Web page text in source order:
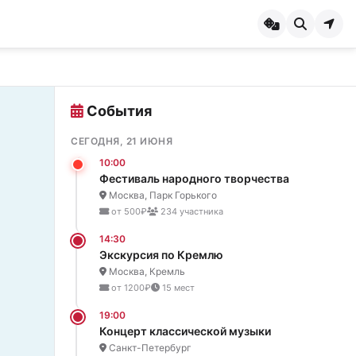
События
СЕГОДНЯ, 21 ИЮНЯ
10:00
Фестиваль народного творчества
Москва, Парк Горького
от 500₽ 234 участника
14:30
Экскурсия по Кремлю
Москва, Кремль
от 1200₽ 15 мест
19:00
Концерт классической музыки
Санкт-Петербург